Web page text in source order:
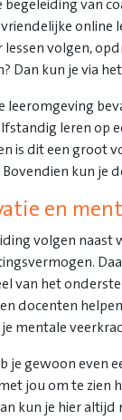
begeleiding van
online
lessen volgen,
Dan kun je via
leeromgeving
leren op
is dit een groot
Bovendien kun je
en
volgen naast
van het
docenten
mentale
je gewoon even
jou om te zien
kun je hier altijd